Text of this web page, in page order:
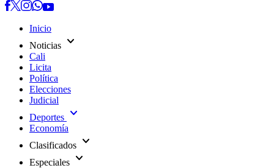
Inicio
Noticias expand_more
Cali
Licita
Política
Elecciones
Judicial
Deportes expand_more
Economía
Clasificados expand_more
Especiales expand_more